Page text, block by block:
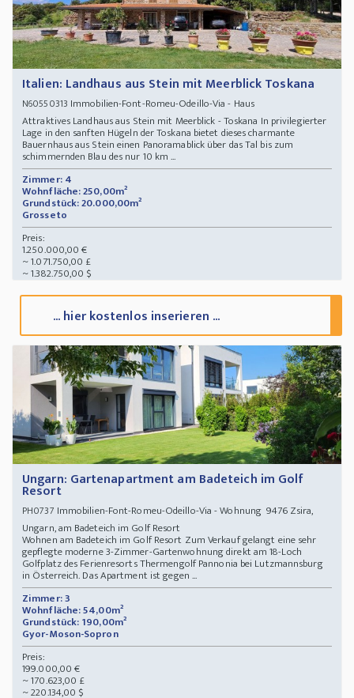
Italien: Landhaus aus Stein mit Meerblick Toskana
N60550313 Immobilien-Font-Romeu-Odeillo-Via - Haus
Attraktives Landhaus aus Stein mit Meerblick - Toskana In privilegierter
Lage in den sanften Hügeln der Toskana bietet dieses charmante
Bauernhaus aus Stein einen Panoramablick über das Tal bis zum
schimmernden Blau des nur 10 km ...
Zimmer: 4
Wohnfläche: 250,00m²
Grundstück: 20.000,00m²
Grosseto
Preis:
1.250.000,00 €
~ 1.071.750,00 £
~ 1.382.750,00 $
... hier kostenlos inserieren ...
Ungarn: Gartenapartment am Badeteich im Golf
Resort
PH0737 Immobilien-Font-Romeu-Odeillo-Via - Wohnung 9476 Zsira,
Ungarn, am Badeteich im Golf Resort
Wohnen am Badeteich im Golf Resort Zum Verkauf gelangt eine sehr
gepflegte moderne 3-Zimmer-Gartenwohnung direkt am 18-Loch
Golfplatz des Ferienresorts Thermengolf Pannonia bei Lutzmannsburg
in Österreich. Das Apartment ist gegen ...
Zimmer: 3
Wohnfläche: 54,00m²
Grundstück: 190,00m²
Gyor-Moson-Sopron
Preis:
199.000,00 €
~ 170.623,00 £
~ 220.134,00 $